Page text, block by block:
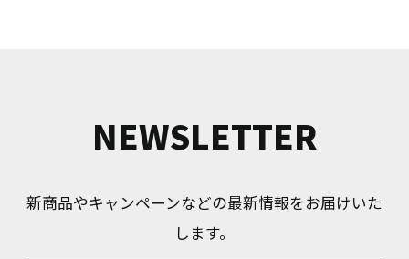
NEWSLETTER
新商品やキャンペーンなどの最新情報をお届けいた
します。